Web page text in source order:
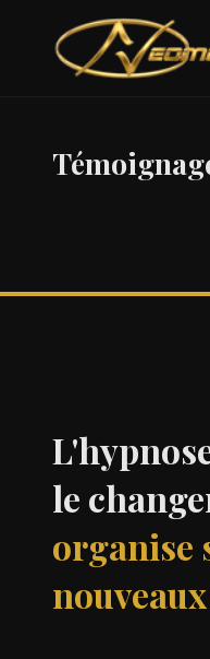
le
organise